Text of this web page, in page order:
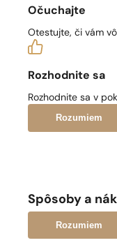
Očuchajte
Otestujte, či vám
Rozhodnite sa
Rozhodnite sa v
Rozumiem
Spôsoby a
Rozumiem